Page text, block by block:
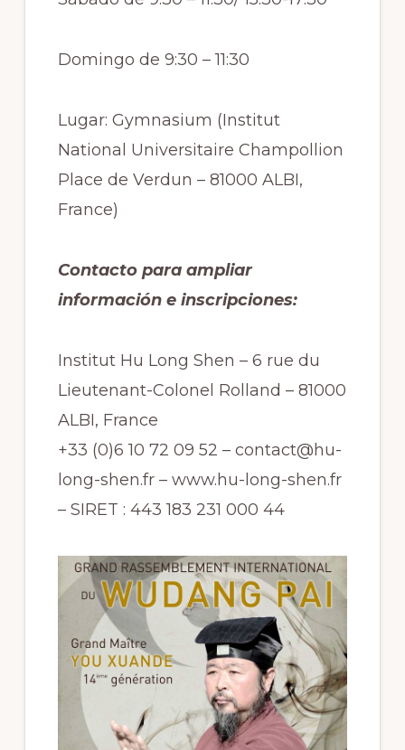
Domingo de 9:30 – 11:30
Lugar: Gymnasium (Institut
National Universitaire Champollion
Place de Verdun – 81000 ALBI,
France)
Contacto para ampliar
información e inscripciones:
Institut Hu Long Shen – 6 rue du
Lieutenant-Colonel Rolland – 81000
ALBI, France
+33 (0)6 10 72 09 52 – contact@hu-
long-shen.fr– www.hu-long-shen.fr
– SIRET : 443 183 231 000 44